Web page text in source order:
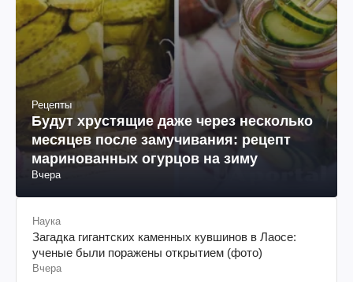
Рецепты
Будут хрустящие даже через несколько
месяцев после замучивания: рецепт
маринованных огурцов на зиму
Вчера
Наука
Загадка гигантских каменных кувшинов в Лаосе:
ученые были поражены открытием (фото)
Вчера